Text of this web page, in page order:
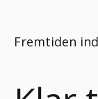
Fremtiden